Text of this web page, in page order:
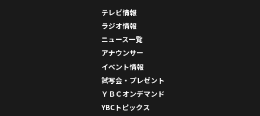
テレビ情報
ラジオ情報
ニュース一覧
アナウンサー
イベント情報
試写会・プレゼント
ＹＢＣオンデマンド
YBCトピックス